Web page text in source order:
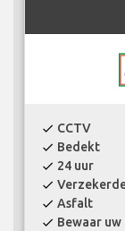
check CCTV
check Bedekt
check 24 uur
check
check Asfalt
check Bewaar